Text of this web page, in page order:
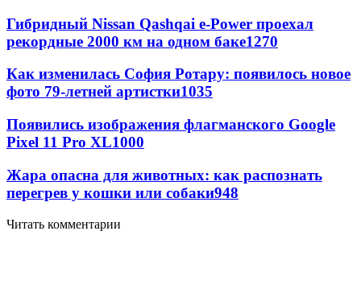
Гибридный Nissan Qashqai e-Power проехал
рекордные 2000 км на одном баке1270
Как изменилась София Ротару: появилось новое
фото 79-летней артистки1035
Появились изображения флагманского Google
Pixel 11 Pro XL1000
Жара опасна для животных: как распознать
перегрев у кошки или собаки948
Читать комментарии